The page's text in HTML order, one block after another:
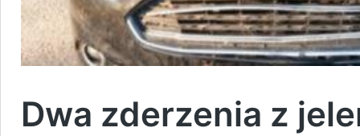
Dwa zderzenia z